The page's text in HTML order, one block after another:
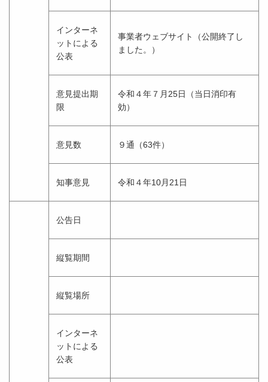
インターネ
ットによる
公表
事業者ウェブサイト（公開終了し
ました。）
意見提出期
限
令和４年７月25日（当日消印有
効）
意見数 ９通（63件）
知事意見 令和４年10月21日
公告日
縦覧期間
縦覧場所
インターネ
ットによる
公表